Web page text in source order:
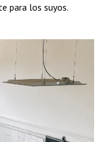
para los suyos.